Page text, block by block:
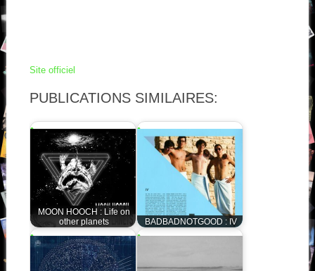
Site officiel
PUBLICATIONS SIMILAIRES:
MOON HOOCH : Life on
other planets
BADBADNOTGOOD : IV